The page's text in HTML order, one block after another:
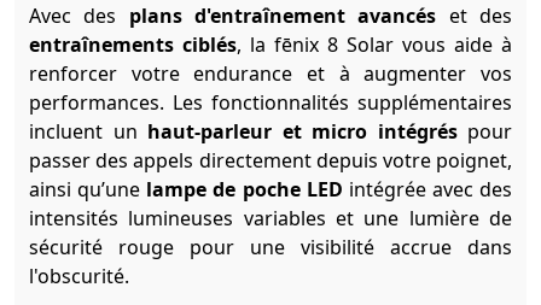
Avec des plans d'entraînement avancés et des
entraînements ciblés, la fēnix 8 Solar vous aide à
renforcer votre endurance et à augmenter vos
performances. Les fonctionnalités supplémentaires
incluent un haut-parleur et micro intégréspour
passer des appels directement depuis votre poignet,
ainsi qu’une lampe de poche LED intégrée avec des
intensités lumineuses variables et une lumière de
sécurité rouge pour une visibilité accrue dans
l'obscurité.